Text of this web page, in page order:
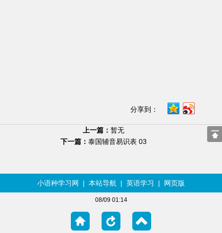
分享到：
上一篇： 暂无
下一篇： 泰国辅音易识表 03
小语种学习网 | 本站导航 | 英语学习 | 网页版
08/09 01:14